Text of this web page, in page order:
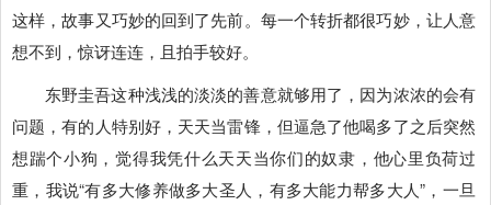
这样，故事又巧妙的回到了先前。每一个转折都很巧妙，让人意
想不到，惊讶连连，且拍手较好。
东野圭吾这种浅浅的淡淡的善意就够用了，因为浓浓的会有
问题，有的人特别好，天天当雷锋，但逼急了他喝多了之后突然
想踹个小狗，觉得我凭什么天天当你们的奴隶，他心里负荷过
重，我说“有多大修养做多大圣人，有多大能力帮多大人”，一旦